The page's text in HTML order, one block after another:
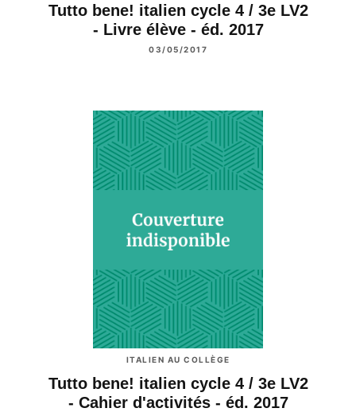
Tutto bene! italien cycle 4 / 3e LV2
- Livre élève - éd. 2017
03/05/2017
ITALIEN AU COLLÈGE
Tutto bene! italien cycle 4 / 3e LV2
- Cahier d'activités - éd. 2017